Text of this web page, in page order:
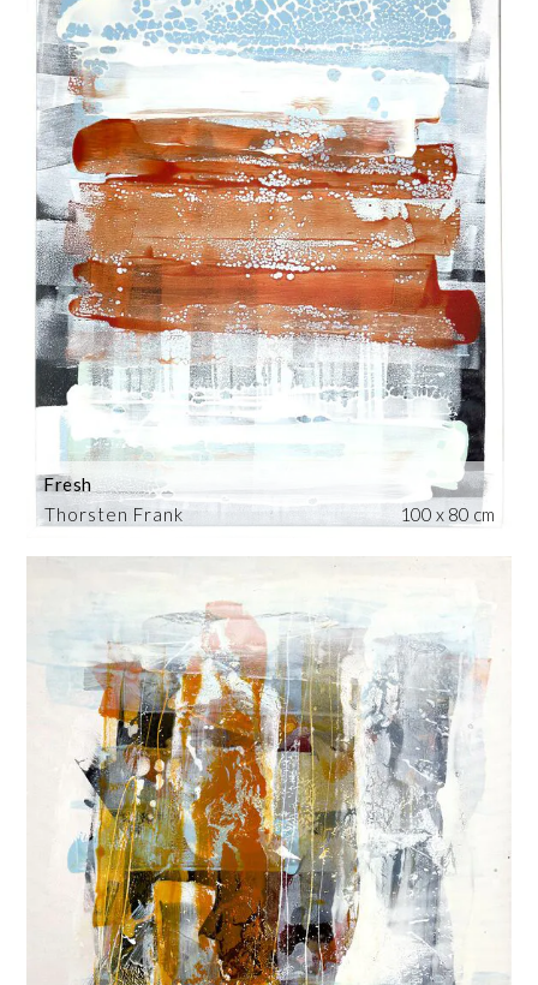
Thorsten Frank
Fresh
100 x 80 cm